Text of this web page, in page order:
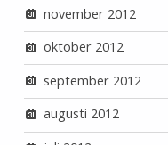
november 2012
oktober 2012
september 2012
augusti 2012